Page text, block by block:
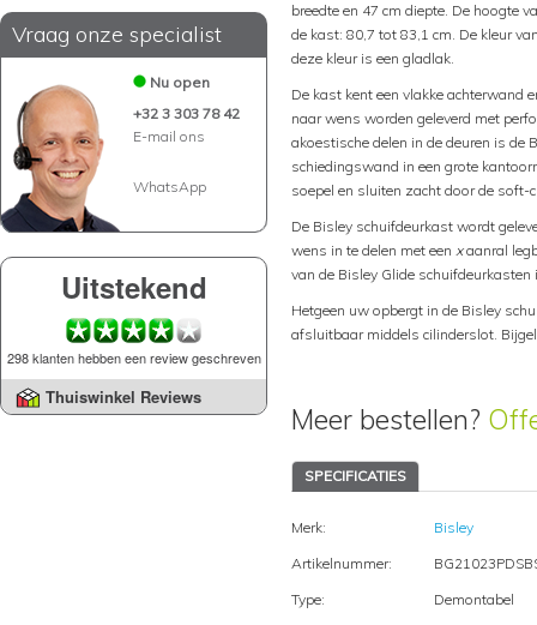
Vraag onze specialist
Nu open
+32 3 303 78 42
E-mail ons
WhatsApp
Uitstekend
298 klanten hebben een review geschreven
Thuiswinkel Reviews
breedte en 47 cm diepte. De hoogte
de kast: 80,7 tot 83,1 cm. De kleur
deze kleur is een gladlak.
De kast kent een vlakke achterwand
naar wens worden geleverd met
akoestische delen in de deuren is
schiedingswand in een grote
soepel en sluiten zacht door de
De Bisley schuifdeurkast wordt
wens in te delen met een xaanral
van de Bisley Glide
Hetgeen uw opbergt in de Bisley
afsluitbaar middels cilinderslot.
Meer bestellen?
SPECIFICATIES
Merk:
Bisley
Artikelnummer:
Type:
Demontabel